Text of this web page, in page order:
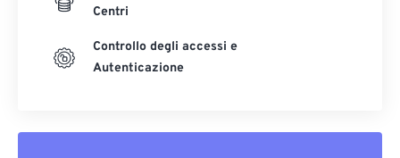
Centri
Controllo degli accessi e
Autenticazione